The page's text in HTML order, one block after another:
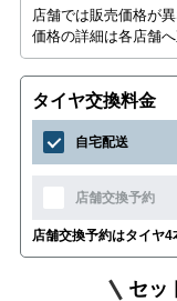
店舗では販売価格が異
価格の詳細は各店舗
タイヤ交換料金
自宅配送
店舗交換予約
店舗交換予約はタイヤ4
セッ